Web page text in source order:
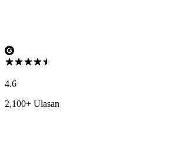
4.6
2,100+ Ulasan